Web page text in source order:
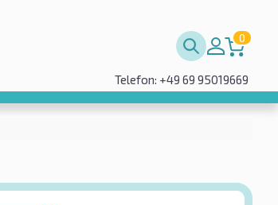
0
Telefon: +49 69 95019669